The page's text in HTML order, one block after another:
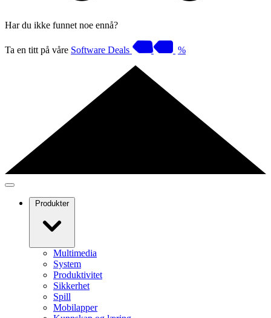
Har du ikke funnet noe ennå?
Ta en titt på våre Software Deals %
Produkter
Multimedia
System
Produktivitet
Sikkerhet
Spill
Mobilapper